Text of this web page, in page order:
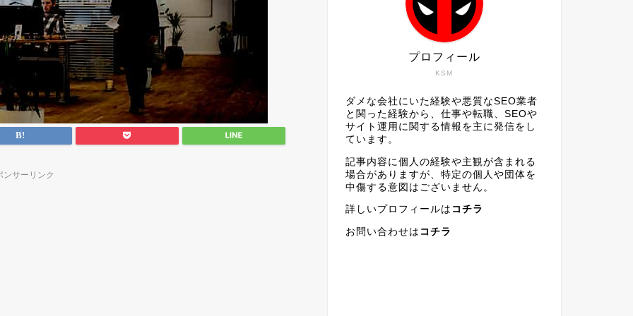
ンサーリンク
KSM
プロフィール
ダメな会社にいた経験や悪質なSEO業者
と関った経験から、仕事や転職、SEOや
サイト運用に関する情報を主に発信をし
ています。
記事内容に個人の経験や主観が含まれる
場合がありますが、特定の個人や団体を
中傷する意図はございません。
詳しいプロフィールは コチラ
お問い合わせは コチラ